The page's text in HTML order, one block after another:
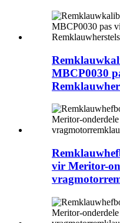
MBCP0030
vir Meritor-